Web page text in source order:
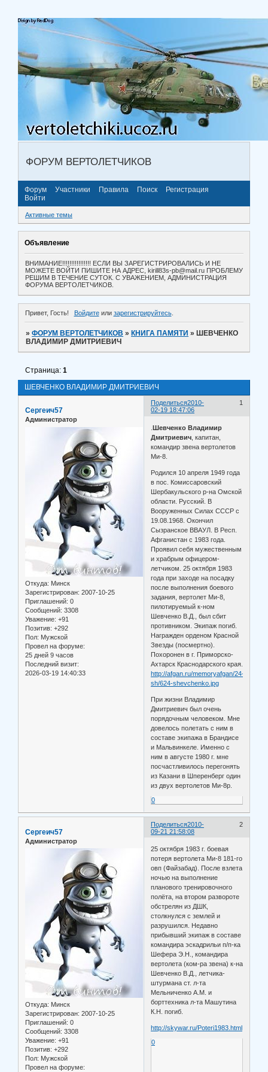
ФОРУМ ВЕРТОЛЕТЧИКОВ
Форум Участники Правила Поиск
Регистрация
Войти
Активные темы
Объявление
ВНИМАНИЕ!!!!!!!!!!!!!!!! ЕСЛИ ВЫ ЗАРЕГИСТРИРОВАЛИСЬ И НЕ
МОЖЕТЕ ВОЙТИ ПИШИТЕ НА АДРЕС, kirill83s-pb@mail.ru ПРОБЛЕМУ
РЕШИМ В ТЕЧЕНИЕ СУТОК. С УВАЖЕНИЕМ, АДМИНИСТРАЦИЯ
ФОРУМА ВЕРТОЛЕТЧИКОВ.
Привет, Гость! Войдитеили зарегистрируйтесь.
»ФОРУМ ВЕРТОЛЕТЧИКОВ » КНИГА ПАМЯТИ » ШЕВЧЕНКО
ВЛАДИМИР ДМИТРИЕВИЧ
ШЕВЧЕНКО ВЛАДИМИР ДМИТРИЕВИЧ
Страница:1
Поделиться 1
2010-
02-19 18:47:06
Сергеич57
Администратор
Откуда: Минск
Зарегистрирован: 2007-10-25
Приглашений: 0
Сообщений: 3308
Уважение: +91
Позитив: +292
Пол: Мужской
Провел на форуме:
25 дней 9 часов
Последний визит:
2026-03-19 14:40:33
.Шевченко Владимир
Дмитриевич , капитан,
командир звена вертолетов
Ми-8.
Родился 10 апреля 1949 года
в пос. Комиссаровский
Шербакульского р-на Омской
области. Русский. В
Вооруженных Силах СССР с
19.08.1968. Окончил
Сызранское ВВАУЛ. В Респ.
Афганистан с 1983 года.
Проявил себя мужественным
и храбрым офицером-
летчиком. 25 октября 1983
года при заходе на посадку
после выполнения боевого
задания, вертолет Ми-8,
пилотируемый к-ном
Шевченко В.Д., был сбит
противником. Экипаж погиб.
Награжден орденом Красной
Звезды (посмертно).
Похоронен в г. Приморско-
Ахтарск Краснодарского края.
http://afgan.ru/memoryafgan/24-
sh/624-shevchenko.jpg
При жизни Владимир
Дмитриевич был очень
порядочным человеком. Мне
довелось полетать с ним в
составе экипажа в Брандисе
и Мальвинкеле. Именно с
ним в августе 1980 г. мне
посчастливилось перегонять
из Казани в Шперенберг один
из двух вертолетов Ми-8р.
0
Поделиться 2
2010-
09-21 21:58:08
Сергеич57
Администратор
Откуда: Минск
Зарегистрирован: 2007-10-25
Приглашений: 0
Сообщений: 3308
Уважение: +91
Позитив: +292
Пол: Мужской
Провел на форуме:
25 октября 1983 г. боевая
потеря вертолета Ми-8 181-го
овп (Файзабад). После взлета
ночью на выполнение
планового тренировочного
полёта, на втором развороте
обстрелян из ДШК,
столкнулся с землей и
разрушился. Недавно
прибывший экипаж в составе
командира эскадрильи п/п-ка
Шефера Э.Н., командира
вертолета (ком-ра звена) к-на
Шевченко В.Д., летчика-
штурмана ст. л-та
Мельниченко А.М. и
борттехника л-та Машутина
К.Н. погиб.
http://skywar.ru/Poteri1983.html
0